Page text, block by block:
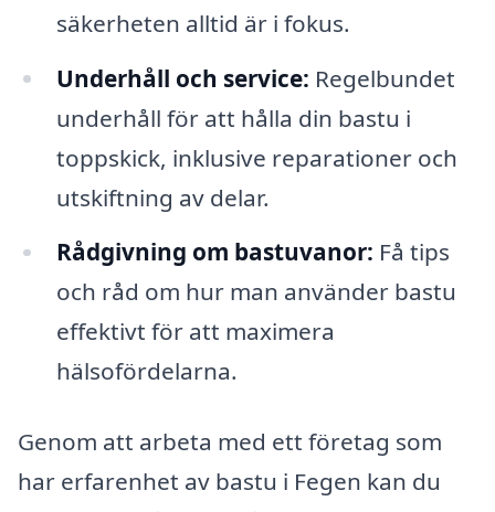
säkerheten alltid är i fokus.
Underhåll och service: Regelbundet
underhåll för att hålla din bastu i
toppskick, inklusive reparationer och
utskiftning av delar.
Rådgivning om bastuvanor: Få tips
och råd om hur man använder bastu
effektivt för att maximera
hälsofördelarna.
Genom att arbeta med ett företag som
har erfarenhet av bastu i Fegen kan du